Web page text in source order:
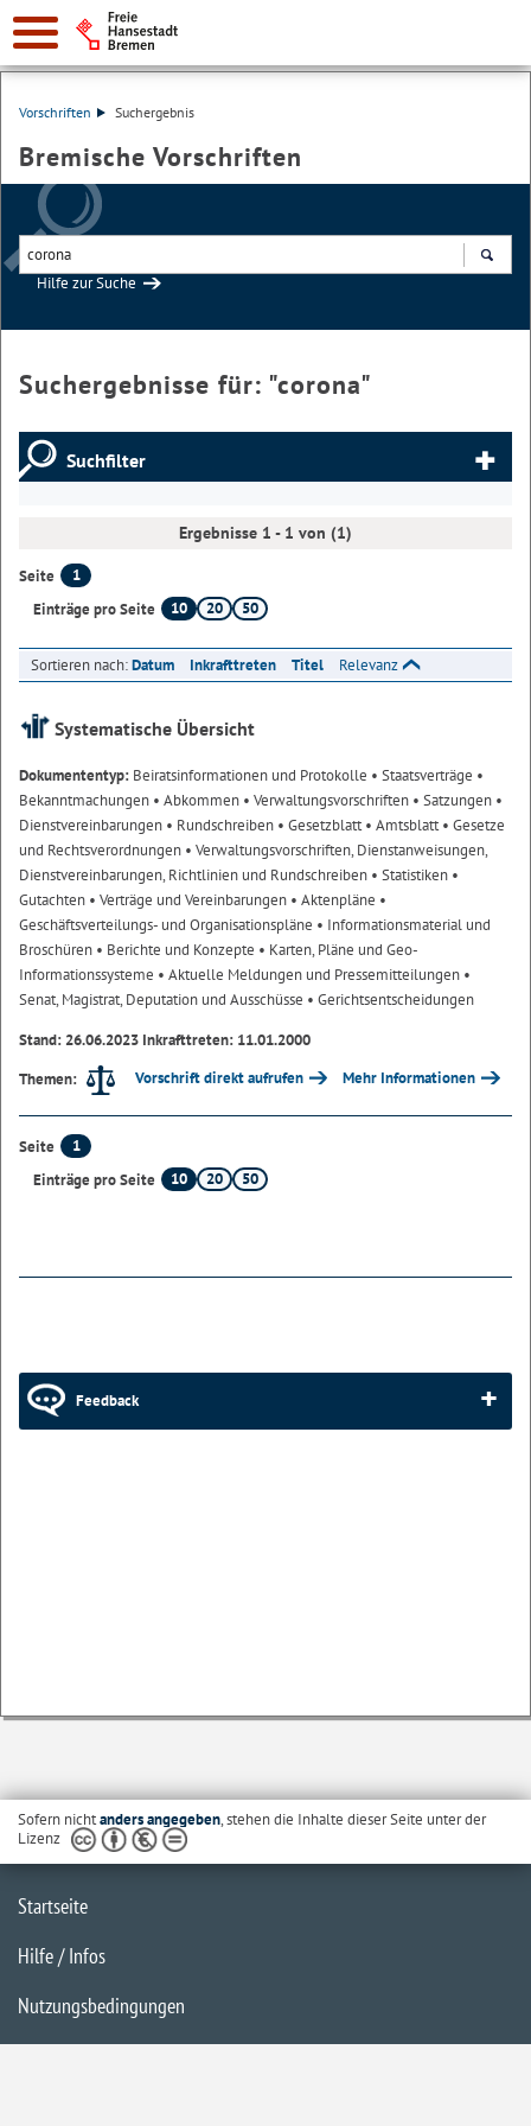
Vorschriften Suchergebnis
Bremische Vorschriften
Hilfe zur Suche
Suchergebnisse für: "corona"
Suchfilter
Ergebnisse 1 - 1 von (1)
Seite
1
Einträge pro Seite
10 20 50
Sortieren nach:Datum Inkrafttreten Titel Relevanz
Systematische Übersicht
Dokumententyp: Beiratsinformationen und Protokolle • Staatsverträge •
Bekanntmachungen • Abkommen • Verwaltungsvorschriften • Satzungen •
Dienstvereinbarungen • Rundschreiben • Gesetzblatt• Amtsblatt• Gesetze
und Rechtsverordnungen • Verwaltungsvorschriften, Dienstanweisungen,
Dienstvereinbarungen, Richtlinien und Rundschreiben • Statistiken •
Gutachten • Verträge und Vereinbarungen • Aktenpläne •
Geschäftsverteilungs- und Organisationspläne • Informationsmaterial und
Broschüren • Berichte und Konzepte • Karten, Pläne und Geo-
Informationssysteme • Aktuelle Meldungen und Pressemitteilungen •
Senat, Magistrat, Deputation und Ausschüsse • Gerichtsentscheidungen
Stand: 26.06.2023 Inkrafttreten: 11.01.2000
Themen:
Vorschrift direkt aufrufen Mehr Informationen
Seite
1
Einträge pro Seite
10 20 50
Feedback
Sofern nichtanders angegeben, stehen die Inhalte dieser Seite unter der
Lizenz
Startseite
Hilfe / Infos
Nutzungsbedingungen